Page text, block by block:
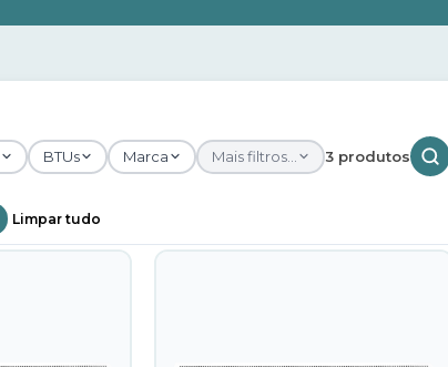
BTUs Marca Mais filtros... 3 produtos
Limpar tudo